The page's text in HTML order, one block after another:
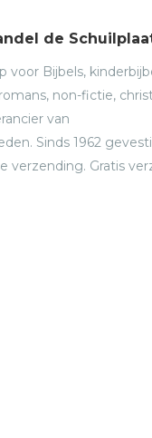
de
voor Bijbels,
non-fictie,
van
Sinds 1962
verzending. Gratis